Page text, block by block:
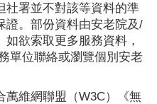
社署並不對該等資料的準
證。部份資料由安老院及/
欲索取更多服務資料，
單位聯絡或瀏覽個別安老
萬維網聯盟（W3C）《無